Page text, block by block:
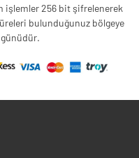
işlemler 256 bit şifrelenerek
bulunduğunuz bölgeye
günüdür.